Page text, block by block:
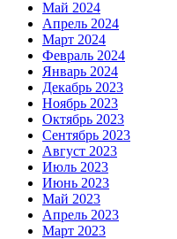
Май 2024
Апрель 2024
Март 2024
Февраль 2024
Январь 2024
Декабрь 2023
Ноябрь 2023
Октябрь 2023
Сентябрь 2023
Август 2023
Июль 2023
Июнь 2023
Май 2023
Апрель 2023
Март 2023